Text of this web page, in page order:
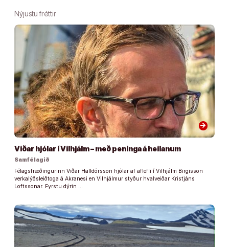
Nýjustu fréttir
arrow_forward
Viðar hjólar í Vilhjálm – með peninga á heilanum
Samfélagið
Félagsfræðingurinn Viðar Halldórsson hjólar af aflefli í Vilhjálm Birgisson
verkalýðsleiðtoga á Akranesi en Vilhjálmur styður hvalveiðar Kristjáns
Loftssonar. Fyrstu dýrin …